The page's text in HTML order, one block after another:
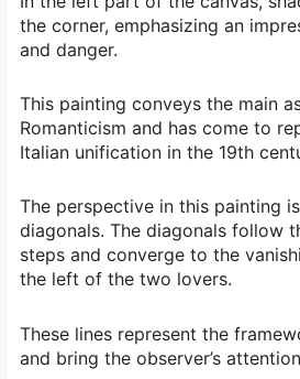
the corner, emphasizing an
and danger.
This painting conveys the main
Romanticism and has come to
Italian unification in the 19th
The perspective in this painting
diagonals. The diagonals follow
steps and converge to the
the left of the two lovers.
These lines represent the
and bring the observer’s